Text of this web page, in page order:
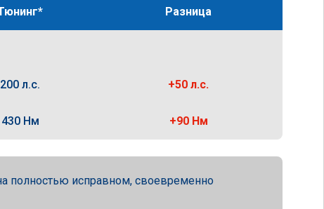
Разница
200 л.с. +50 л.с.
430 Нм +90 Нм
полностью исправном, своевременно